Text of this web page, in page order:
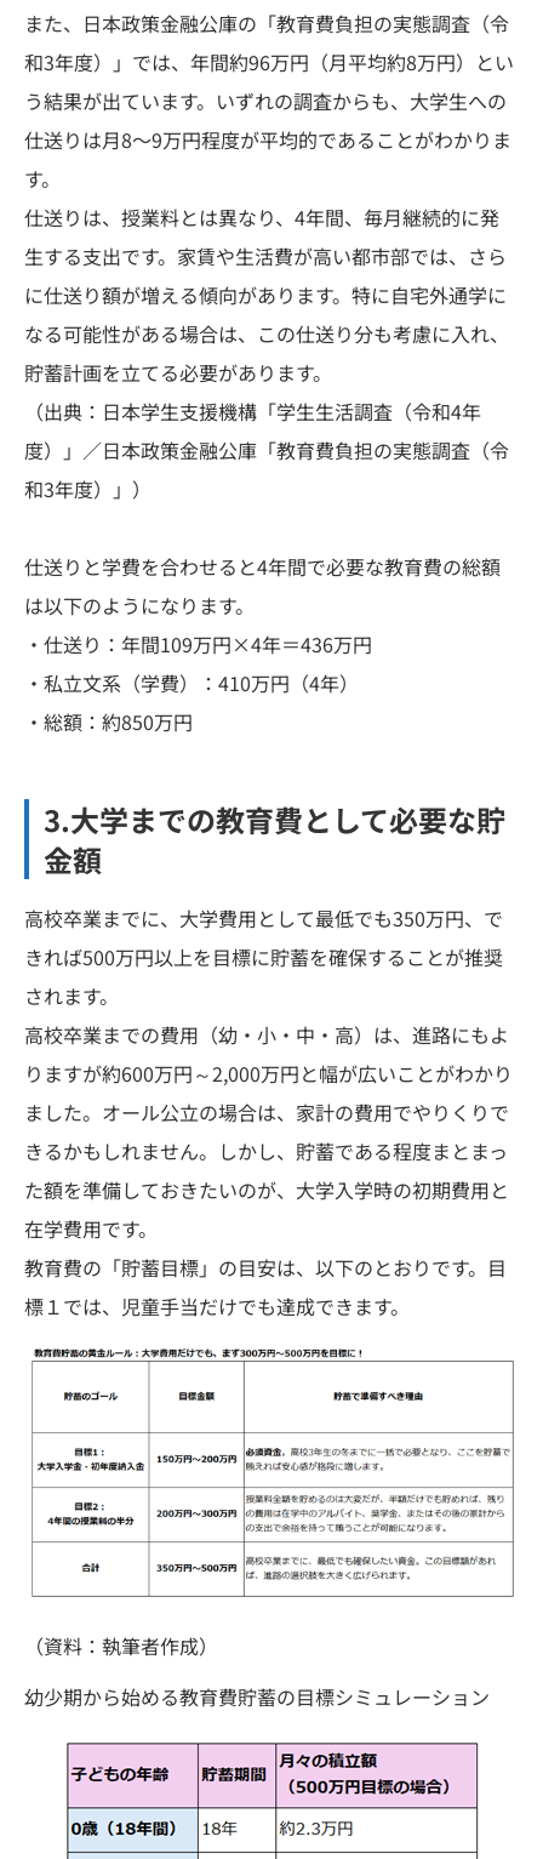
また、日本政策金融公庫の「教育費負担の実態調査（令
和3年度）」では、年間約96万円（月平均約8万円）とい
う結果が出ています。いずれの調査からも、大学生への
仕送りは月8〜9万円程度が平均的であることがわかりま
す。
仕送りは、授業料とは異なり、4年間、毎月継続的に発
生する支出です。家賃や生活費が高い都市部では、さら
に仕送り額が増える傾向があります。特に自宅外通学に
なる可能性がある場合は、この仕送り分も考慮に入れ、
貯蓄計画を立てる必要があります。
（出典：日本学生支援機構「学生生活調査（令和4年
度）」／日本政策金融公庫「教育費負担の実態調査（令
和3年度）」）
仕送りと学費を合わせると4年間で必要な教育費の総額
は以下のようになります。
・仕送り：年間109万円×4年＝436万円
・私立文系（学費）：410万円（4年）
・総額：約850万円
3.大学までの教育費として必要な貯
金額
高校卒業までに、大学費用として最低でも350万円、で
きれば500万円以上を目標に貯蓄を確保することが推奨
されます。
高校卒業までの費用（幼・小・中・高）は、進路にもよ
りますが約600万円～2,000万円と幅が広いことがわかり
ました。オール公立の場合は、家計の費用でやりくりで
きるかもしれません。しかし、貯蓄である程度まとまっ
た額を準備しておきたいのが、大学入学時の初期費用と
在学費用です。
教育費の「貯蓄目標」の目安は、以下のとおりです。目
標１では、児童手当だけでも達成できます。
（資料：執筆者作成）
幼少期から始める教育費貯蓄の目標シミュレーション